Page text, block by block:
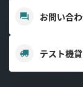
お問い合
テスト機